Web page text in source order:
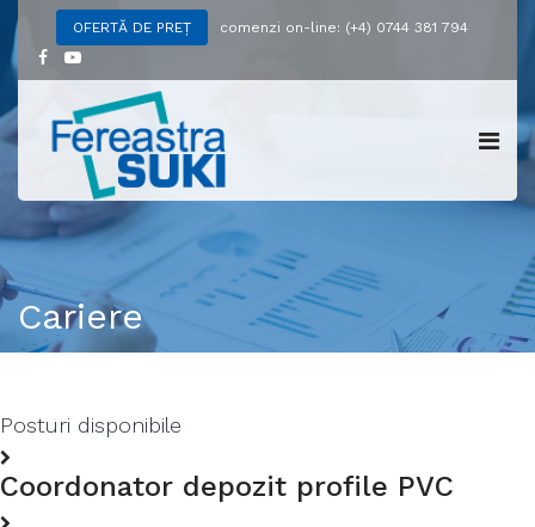
OFERTĂ DE PREȚ comenzi on-line: (+4) 0744 381 794
Cariere
Posturi disponibile
Coordonator depozit profile PVC